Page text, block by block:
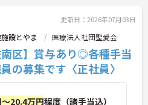
更新日：2026年07月03日
設とやま 医療法人社団聖愛会
南区】賞与あり◎各種手当
の募集です〈正社員〉
20.4万円程度（諸手当込）